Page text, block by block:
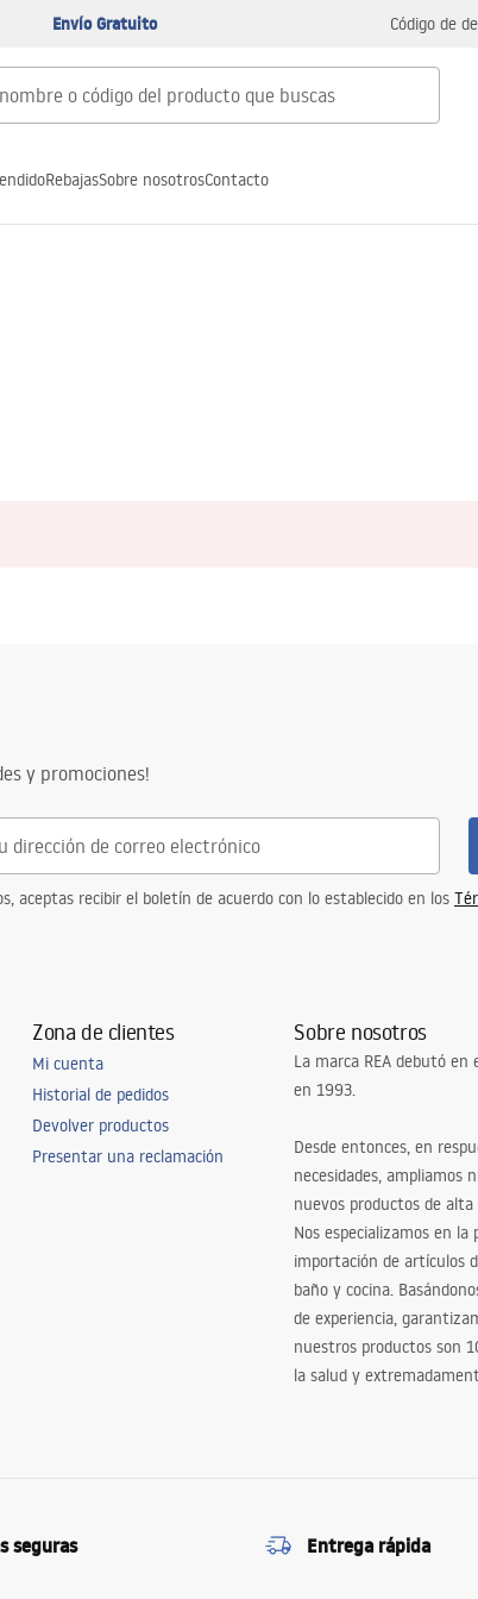
Envío Gratuito Código de
RebajasSobre nosotrosContacto
y promociones!
aceptas recibir el boletín de acuerdo con lo establecido en los
Zona de clientes
Mi cuenta
Historial de pedidos
Devolver productos
Presentar una reclamación
Sobre nosotros
La marca REA debutó en
en 1993.
Desde entonces, en
necesidades, ampliamos
nuevos productos de alta
Nos especializamos en la
importación de artículos
baño y cocina.
de experiencia,
nuestros productos son
la salud y
seguras Entrega rápida